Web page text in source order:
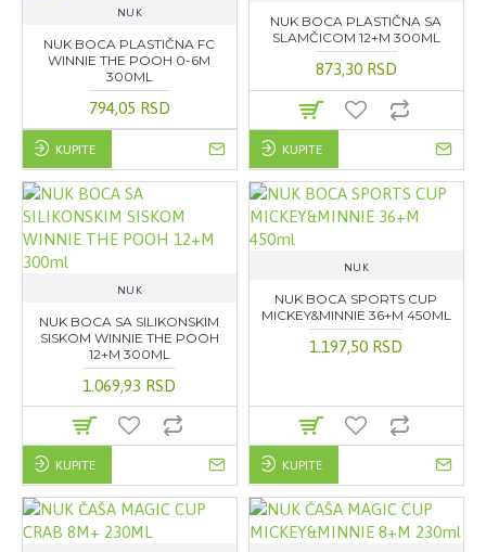
NUK
NUK BOCA PLASTIČNA FC
WINNIE THE POOH 0-6M
300ML
794,05 RSD
KUPITE
NUK BOCA PLASTIČNA SA
SLAMČICOM 12+M 300ML
873,30 RSD
KUPITE
NUK
NUK BOCA SA SILIKONSKIM
SISKOM WINNIE THE POOH
12+M 300ML
1.069,93 RSD
KUPITE
NUK
NUK BOCA SPORTS CUP
MICKEY&MINNIE 36+M 450ML
1.197,50 RSD
KUPITE